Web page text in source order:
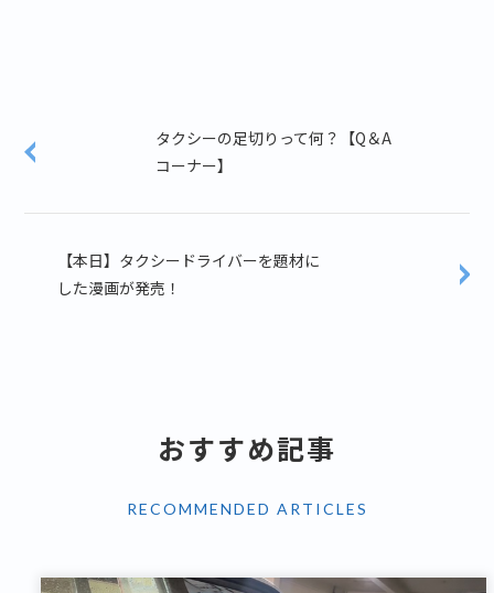
タクシーの足切りって何？【Q＆A
コーナー】
【本日】タクシードライバーを題材に
した漫画が発売！
おすすめ記事
RECOMMENDED ARTICLES